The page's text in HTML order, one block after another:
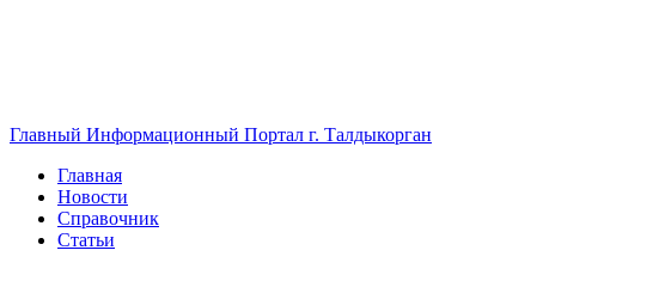
Главный Информационный Портал г. Талдыкорган
Главная
Новости
Справочник
Статьи